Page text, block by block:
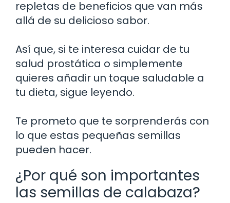
repletas de beneficios que van más
allá de su delicioso sabor.
Así que, si te interesa cuidar de tu
salud prostática o simplemente
quieres añadir un toque saludable a
tu dieta, sigue leyendo.
Te prometo que te sorprenderás con
lo que estas pequeñas semillas
pueden hacer.
¿Por qué son importantes
las semillas de calabaza?